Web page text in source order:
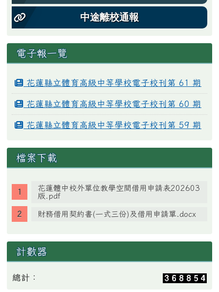
中途離校通報
電子報一覽
花蓮縣立體育高級中等學校電子校刊第 61 期
花蓮縣立體育高級中等學校電子校刊第 60 期
花蓮縣立體育高級中等學校電子校刊第 59 期
檔案下載
花蓮體中校外單位教學空間借用申請表202603
版.pdf
財務借用契約書(一式三份)及借用申請單.docx
計數器
總計：